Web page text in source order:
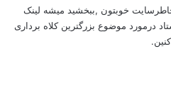
خوبتون ,ببخشید میشه لینک
درمورد موضوع بزرگترین کلاه برداری